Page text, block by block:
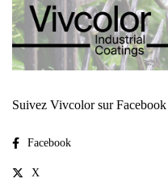
Suivez Vivcolor sur Facebook
Facebook
X